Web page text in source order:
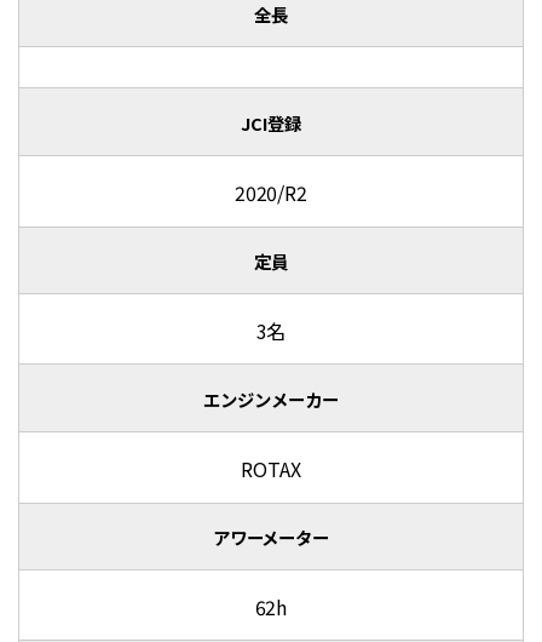
全長
JCI登録
2020/R2
定員
3名
エンジンメーカー
ROTAX
アワーメーター
62h